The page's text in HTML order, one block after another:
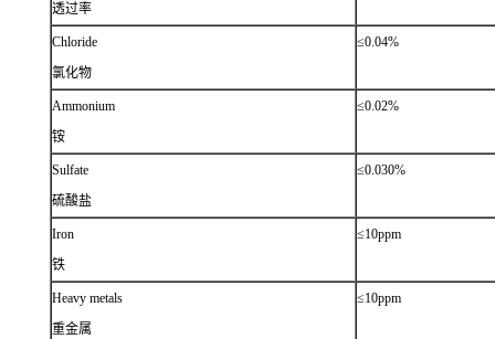
透过率
Chloride
氯化物
≤0.04%
Ammonium
铵
≤0.02%
Sulfate
硫酸盐
≤0.030%
Iron
铁
≤10ppm
Heavy metals
重金属
≤10ppm